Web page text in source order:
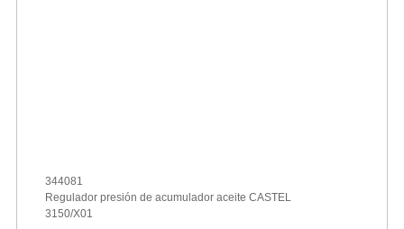
344081
Regulador presión de acumulador aceite CASTEL
3150/X01